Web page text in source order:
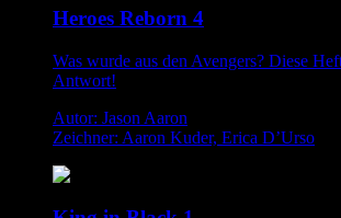
Heroes Reborn 4
Was wurde aus den Avengers? Diese
Antwort!
Autor: Jason Aaron
Zeichner: Aaron Kuder, Erica D’Urso